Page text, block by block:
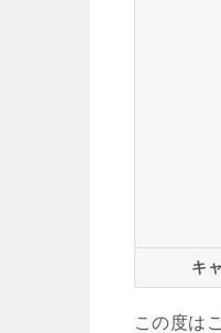
キ
この度は